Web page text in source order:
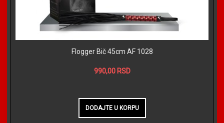
Flogger Bič 45cm AF 1028
990,00 RSD